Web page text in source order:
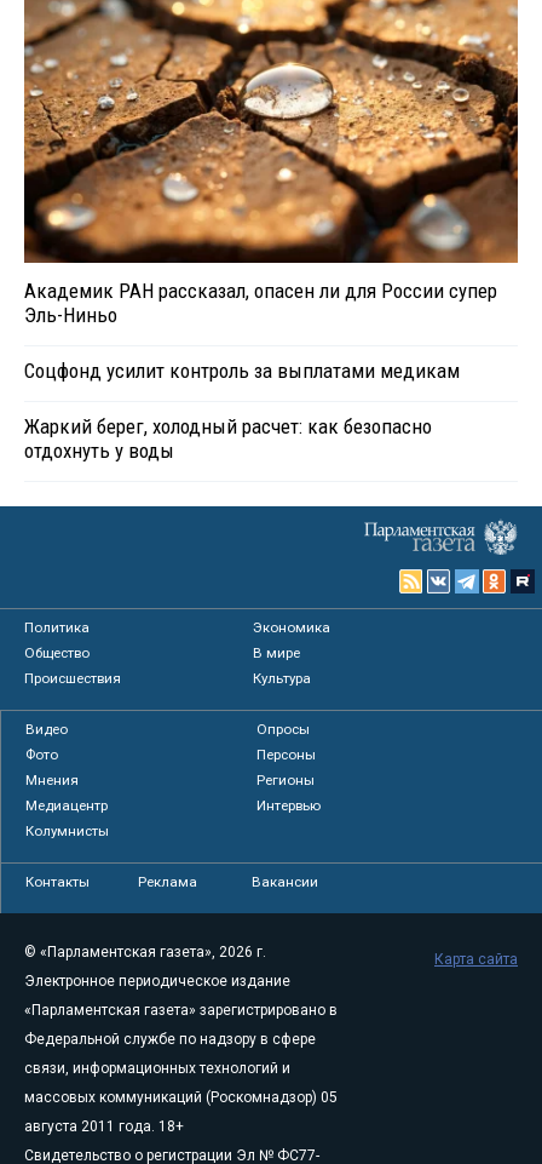
Академик РАН рассказал, опасен ли для России супер
Эль-Ниньо
Соцфонд усилит контроль за выплатами медикам
Жаркий берег, холодный расчет: как безопасно
отдохнуть у воды
Политика
Экономика
Общество
В мире
Происшествия
Культура
Видео
Опросы
Фото
Персоны
Мнения
Регионы
Медиацентр
Интервью
Колумнисты
Контакты Реклама Вакансии
© «Парламентская газета», 2026 г.
Электронное периодическое издание
«Парламентская газета» зарегистрировано в
Федеральной службе по надзору в сфере
связи, информационных технологий и
массовых коммуникаций (Роскомнадзор) 05
августа 2011 года. 18+
Свидетельство о регистрации Эл № ФС77-
Карта сайта